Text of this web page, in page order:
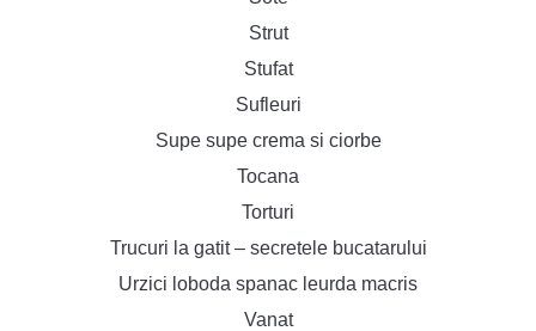
Strut
Stufat
Sufleuri
Supe supe crema si ciorbe
Tocana
Torturi
Trucuri la gatit – secretele bucatarului
Urzici loboda spanac leurda macris
Vanat